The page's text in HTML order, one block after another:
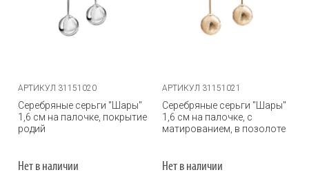
АРТИКУЛ 31151020
Серебряные серьги "Шары"
1,6 см на палочке, покрытие
родий
Нет в наличии
АРТИКУЛ 31151021
Серебряные серьги "Шары"
1,6 см на палочке, с
матированием, в позолоте
Нет в наличии